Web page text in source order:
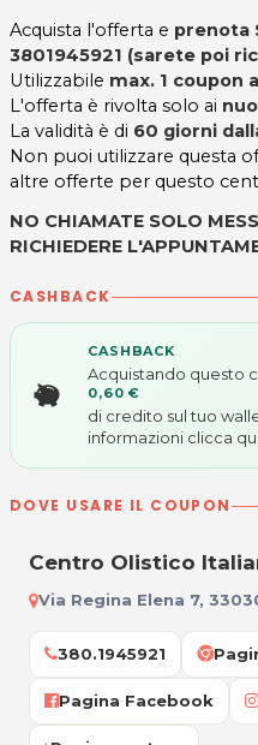
Acquista l'offerta e prenota
3801945921 (sarete poi
Utilizzabile max. 1 coupon
L'offerta è rivolta solo ai
La validità è di 60 giorni
Non puoi utilizzare questa
altre offerte per questo
NO CHIAMATE SOLO
RICHIEDERE
CASHBACK
CASHBACK
Acquistando questo
0,60 €
di credito sul tuo
informazioni clicca
DOVE USARE IL COUPON
Centro Olistico
Via Regina Elena 7,
380.1945921
Pagina Facebook